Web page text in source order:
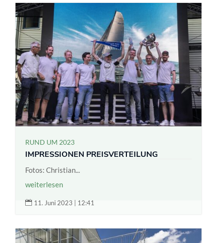
RUND UM 2023
IMPRESSIONEN PREISVERTEILUNG
Fotos: Christian...
weiterlesen
 11. Juni 2023 | 12:41